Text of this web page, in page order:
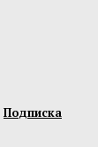
Подписка